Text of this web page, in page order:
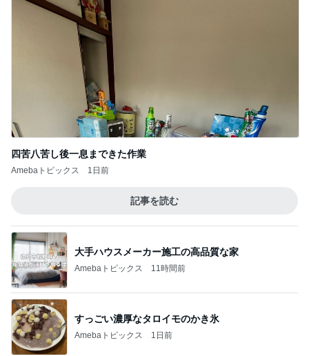
四苦八苦し後一息まできた作業
Amebaトピックス 1日前
記事を読む
大手ハウスメーカー施工の高品質な家
Amebaトピックス 11時間前
すっごい濃厚なタロイモのかき氷
Amebaトピックス 1日前